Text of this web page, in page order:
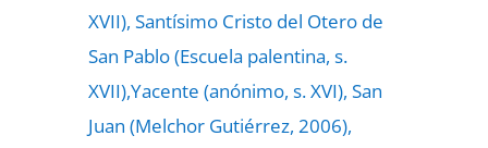
XVII), Santísimo Cristo del Otero de
San Pablo (Escuela palentina, s.
XVII),Yacente (anónimo, s. XVI), San
Juan (Melchor Gutiérrez, 2006),